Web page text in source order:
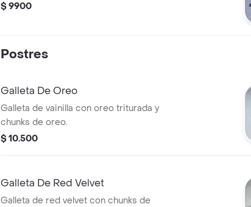
$ 9900
Postres
Galleta De Oreo
Galleta de vainilla con oreo triturada y
chunks de oreo.
$ 10.500
Galleta De Red Velvet
Galleta de red velvet con chunks de